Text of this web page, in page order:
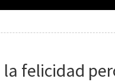
la felicidad